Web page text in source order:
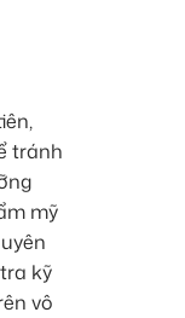
tránh
mỹ
kỹ
vô